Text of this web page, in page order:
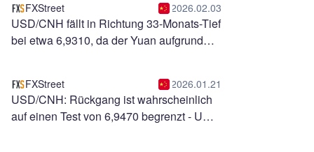
FXStreet 2026.02.03
USD/CNH fällt in Richtung 33-Monats-Tief
bei etwa 6,9310, da der Yuan aufgrund
FXStreet 2026.01.21
USD/CNH: Rückgang ist wahrscheinlich
auf einen Test von 6,9470 begrenzt - UOB